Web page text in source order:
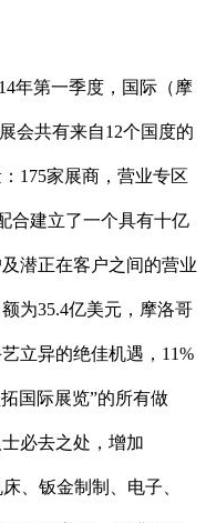
年第一季度，国际（摩
会共有来自12个国度的
175家展商，营业专区
合建立了一个具有十亿
潜正在客户之间的营业
为35.4亿美元，摩洛哥
立异的绝佳机遇，11%
国际展览”的所有做
必去之处，增加
、钣金制制、电子、